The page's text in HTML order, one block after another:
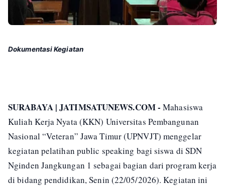
Dokumentasi Kegiatan
SURABAYA | JATIMSATUNEWS.COM -Mahasiswa
Kuliah Kerja Nyata (KKN) Universitas Pembangunan
Nasional “Veteran” Jawa Timur (UPNVJT) menggelar
kegiatan pelatihan public speaking bagi siswa di SDN
Nginden Jangkungan 1 sebagai bagian dari program kerja
di bidang pendidikan, Senin (22/05/2026). Kegiatan ini